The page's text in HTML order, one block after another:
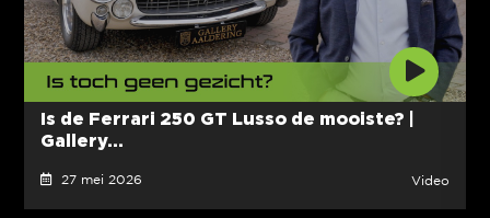
Is de Ferrari 250 GT Lusso de mooiste? |
Gallery...
27 mei 2026 Video